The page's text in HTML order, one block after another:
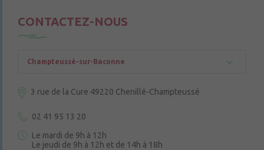
CONTACTEZ-NOUS
Champteussé-sur-Baconne
3 rue de la Cure 49220 Chenillé-Champteussé
02 41 95 13 20
Le mardi de 9h à 12h
Le jeudi de 9h à 12h et de 14h à 18h